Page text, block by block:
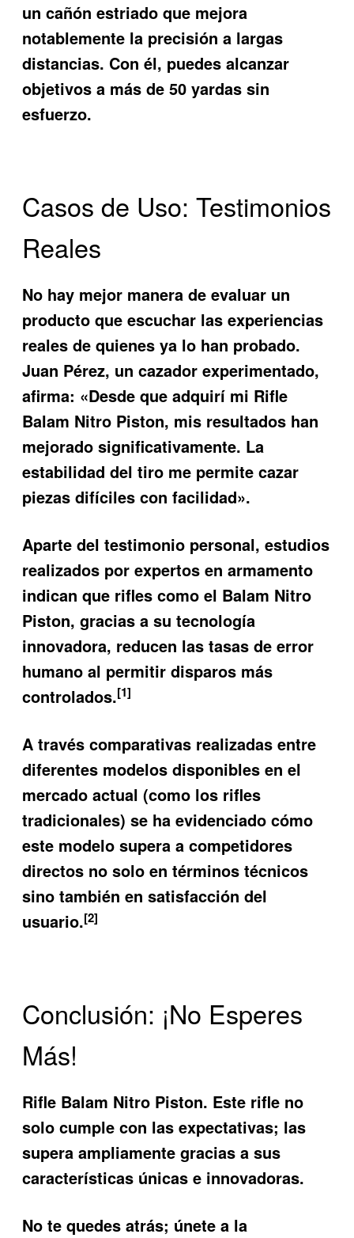
un cañón estriado que mejora
notablemente la precisión a largas
distancias. Con él, puedes alcanzar
objetivos a más de 50 yardas sin
esfuerzo.
Casos de Uso: Testimonios
Reales
No hay mejor manera de evaluar un
producto que escuchar las experiencias
reales de quienes ya lo han probado.
Juan Pérez, un cazador experimentado,
afirma: «Desde que adquirí mi Rifle
Balam Nitro Piston, mis resultados han
mejorado significativamente. La
estabilidad del tiro me permite cazar
piezas difíciles con facilidad».
Aparte del testimonio personal, estudios
realizados por expertos en armamento
indican que rifles como el Balam Nitro
Piston, gracias a su tecnología
innovadora, reducen las tasas de error
humano al permitir disparos más
controlados.[1]
A través comparativas realizadas entre
diferentes modelos disponibles en el
mercado actual (como los rifles
tradicionales) se ha evidenciado cómo
este modelo supera a competidores
directos no solo en términos técnicos
sino también en satisfacción del
usuario.[2]
Conclusión: ¡No Esperes
Más!
Rifle Balam Nitro Piston. Este rifle no
solo cumple con las expectativas; las
supera ampliamente gracias a sus
características únicas e innovadoras.
No te quedes atrás; únete a la